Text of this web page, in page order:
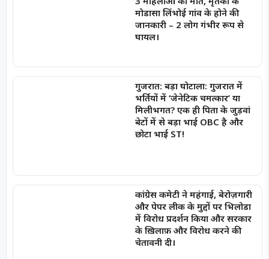
मोडासा लिंभोई गांव के होने की
जानकारी – 2 लोग गंभीर रूप से
घायल।
गुजरात: बड़ा घोटाला: गुजरात में
भर्तियों में ‘जेनेटिक चमत्कार’ या
मिलीभगत? एक ही पिता के जुड़वां
बेटों में से बड़ा भाई OBC है और
छोटा भाई ST!
कांग्रेस कमेटी ने महंगाई, बेरोज़गारी
और पेपर लीक के मुद्दों पर भिलोडा
में विरोध प्रदर्शन किया और सरकार
के ख़िलाफ़ और विरोध करने की
चेतावनी दी।